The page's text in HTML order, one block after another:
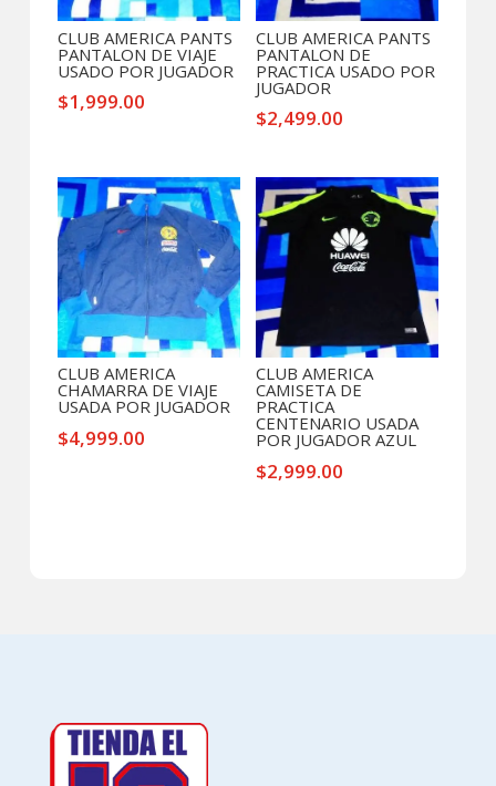
CLUB AMERICA PANTS
PANTALON DE VIAJE
USADO POR JUGADOR
$1,999.00
CLUB AMERICA PANTS
PANTALON DE
PRACTICA USADO POR
JUGADOR
$2,499.00
CLUB AMERICA
CHAMARRA DE VIAJE
USADA POR JUGADOR
$4,999.00
CLUB AMERICA
CAMISETA DE
PRACTICA
CENTENARIO USADA
POR JUGADOR AZUL
$2,999.00